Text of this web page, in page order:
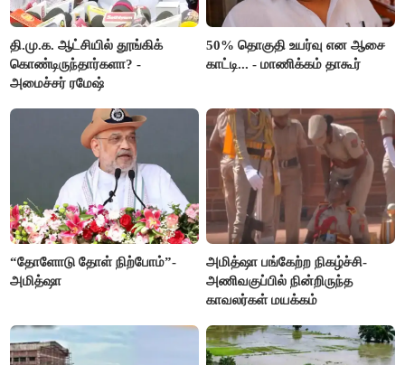
தி.மு.க. ஆட்சியில் தூங்கிக்
கொண்டிருந்தார்களா? -
அமைச்சர் ரமேஷ்
50% தொகுதி உயர்வு என ஆசை
காட்டி... - மாணிக்கம் தாகூர்
“தோளோடு தோள் நிற்போம்”-
அமித்ஷா
அமித்ஷா பங்கேற்ற நிகழ்ச்சி-
அணிவகுப்பில் நின்றிருந்த
காவலர்கள் மயக்கம்